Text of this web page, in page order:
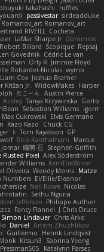
takahashi
ruffles
passivestar sirdeadduke
Romanov_art Romanov_art
RIVEILL
Cocheta
LaMar Sharpe Jr Gbromios
Robert Billard Scopique Repsaj
Govednik Cédric Le van
Orly R Jimmie Floyd
Robardet-Nicolas wymo
Liam Cox Joshua Bramer
Križan Jr. WidowMakes Harper
たこーん Austin Pierce
Ackley Tanya Krzywinska Gorto
Sebastian Williams igorrr
Max Cukrowski Elvis Germano
Kazo Kazo
Chuck CG
k Tom Kayakson GP
Rico Kanthatham
Marcus
曜萌 石 Stephen Griffith
Rusted Pixel Alex Söderström
Williams KerriTheWriter
Oliveira Wendy Morris Matze
Numbers El/Ellie/Eleanor
Neil Rowe Nicolas
Sethu Nguna
Jefferson Philippe Authier
Fancy Flannel J Chris Druce
Simon Lindauer Chris Arko
Daniel Artem Zhuzhlikov
Guillermo
Henrik Lindqvist
Kitsun3
Sabrina Yeong
Pressman505
Katelynn Parsec